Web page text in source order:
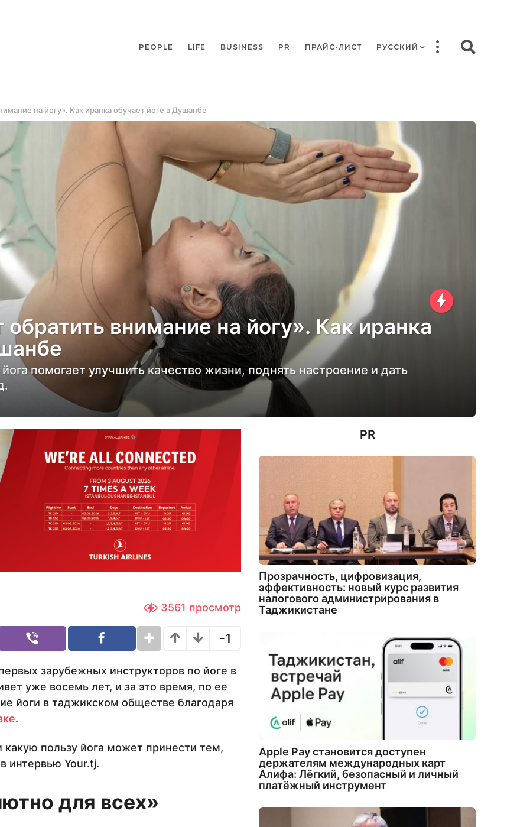
PEOPLE LIFE BUSINESS PR ПРАЙС-ЛИСТ РУССКИЙ
на йогу». Как иранка обучает йоге в Душанбе
внимание на йогу». Как иранка
помогает улучшить качество жизни, поднять настроение и дать
3561 просмотр
-1
зарубежных инструкторов по йоге в
уже восемь лет, и за это время, по ее
йоги в таджикском обществе благодаря
.
пользу йога может принести тем,
интервью Your.tj.
для всех»
PR
Прозрачность, цифровизация,
эффективность: новый курс развития
налогового администрирования в
Таджикистане
Apple Pay становится доступен
держателям международных карт
Алифа: Лёгкий, безопасный и личный
платёжный инструмент